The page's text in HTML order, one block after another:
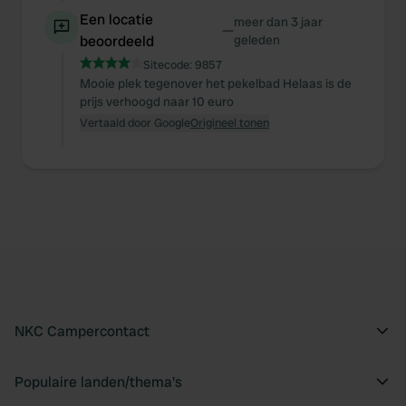
provided to them or that they’ve collected from your use
of their services.
Een locatie
beoordeeld
—meer dan 3 jaar
geleden
Sitecode: 9857
Mooie plek tegenover het pekelbad Helaas is de
prijs verhoogd naar 10 euro
Vertaald door GoogleOrigineel tonen
NKC Campercontact
Populaire landen/thema's